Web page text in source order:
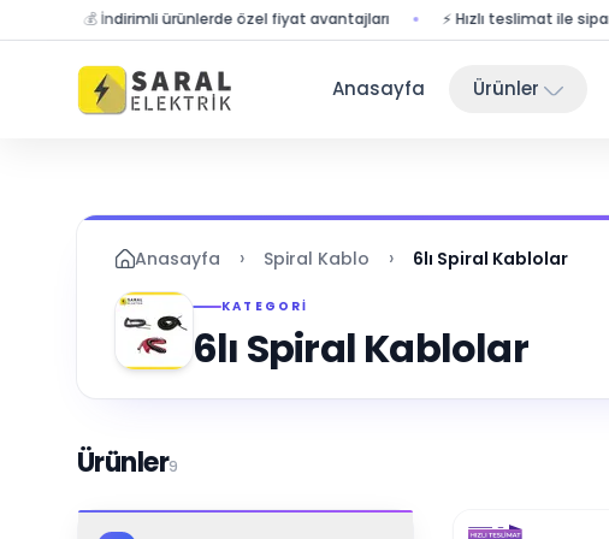
💰 İndirimli ürünlerde özel fiyat avantajları ⚡ Hızlı teslimat ile
Anasayfa Ürünler
Anasayfa › Spiral Kablo › 6lı Spiral Kablolar
KATEGORI
6lı Spiral Kablolar
Ürünler9